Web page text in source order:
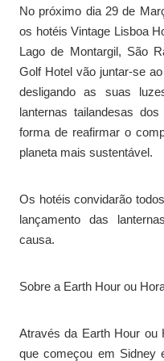
No próximo dia 29 de
os hotéis Vintage Lisboa
Lago de Montargil, São
Golf Hotel vão juntar-se
desligando as suas
lanternas tailandesas
forma de reafirmar o
planeta mais sustentável.
Os hotéis convidarão
lançamento das
causa.
Sobre a Earth Hour ou
Através da Earth Hour ou
que começou em Sidney